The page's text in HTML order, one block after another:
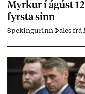
Myrk­ur í ág­úst
fyrsta sinn
Spek­ing­ur­inn Þa­les frá